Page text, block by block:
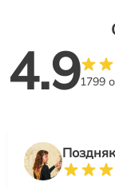
4.91799